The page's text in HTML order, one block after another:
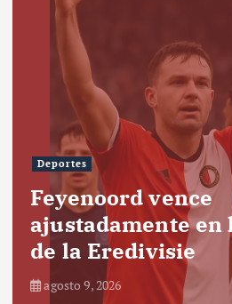
Deportes
Feyenoord vence
ajustadamente
de la Eredivisie
agosto 9, 2026